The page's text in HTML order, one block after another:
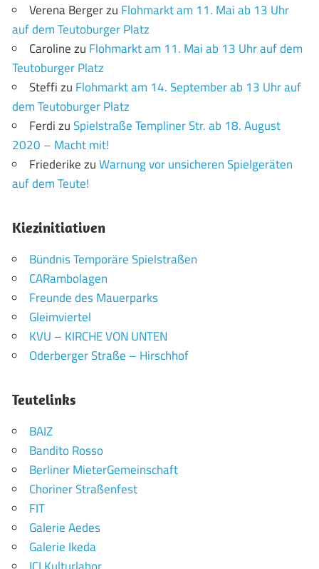
Verena Bergerzu Flohmarkt am 11. Mai ab 13 Uhr
auf dem Teutoburger Platz
Carolinezu Flohmarkt am 11. Mai ab 13 Uhr auf dem
Teutoburger Platz
Steffizu Flohmarkt am 14. September ab 13 Uhr auf
dem Teutoburger Platz
FerdizuSpielstraße Templiner Str. ab 18. August
2020 – Macht mit!
FriederikezuWarnung vor unsicheren Spielgeräten
auf dem Teute!
Kiezinitiativen
Bündnis Temporäre Spielstraßen
CARambolagen
Freunde des Mauerparks
Gleimviertel
KVU – KIRCHE VON UNTEN
Oderberger Straße – Hirschhof
Teutelinks
BAIZ
Bandito Rosso
Berliner MieterGemeinschaft
Choriner Straßenfest
FIT
Galerie Aedes
Galerie Ikeda